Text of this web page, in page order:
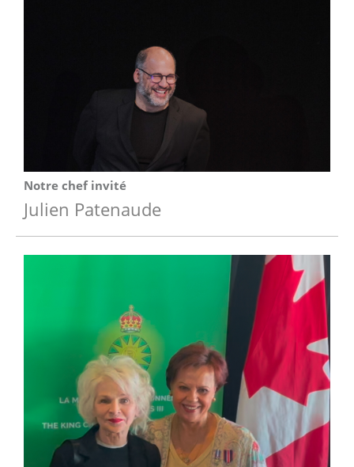
Notre chef invité
Julien Patenaude